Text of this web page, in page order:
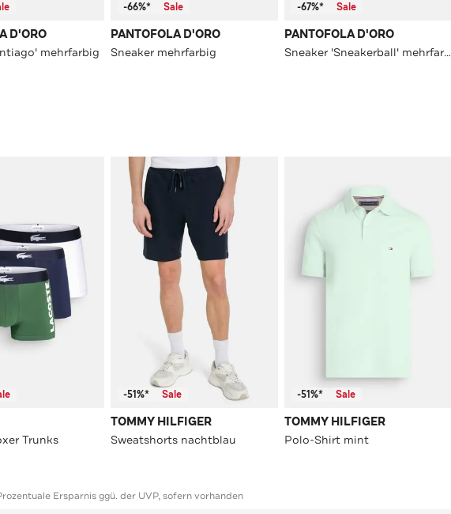
D'ORO
mehrfarbig
-66%* Sale
PANTOFOLA D'ORO
Sneaker mehrfarbig
-67%* Sale
PANTOFOLA D'ORO
Sneaker 'Sneakerball' mehrfarbig
Trunks
-51%* Sale
TOMMY HILFIGER
Sweatshorts nachtblau
-51%* Sale
TOMMY HILFIGER
Polo-Shirt mint
Ersparnis ggü. der UVP, sofern vorhanden